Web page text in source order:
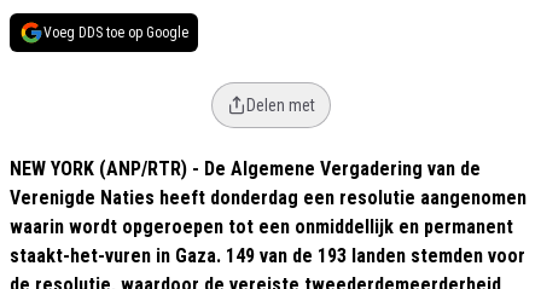
Voeg DDS toe op Google
Delen met
NEW YORK (ANP/RTR) - De Algemene Vergadering van de
Verenigde Naties heeft donderdag een resolutie aangenomen
waarin wordt opgeroepen tot een onmiddellijk en permanent
staakt-het-vuren in Gaza. 149 van de 193 landen stemden voor